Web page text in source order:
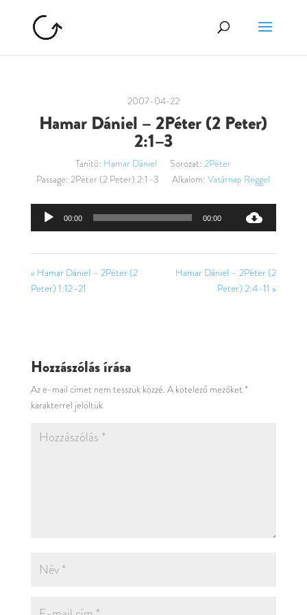
2007-04-22
Hamar Dániel – 2Péter (2 Peter)
2:1–3
Tanító: Hamar Dániel Sorozat: 2Péter
Passage: 2Péter (2 Peter) 2:1–3 Alkalom: Vasárnap Reggel
Audió
00:00 00:00
« Hamar Dániel – 2Péter (2
Peter) 1:12–21
Hamar Dániel – 2Péter (2
Peter) 2:4–11 »
Hozzászólás írása
Az e-mail címet nem tesszük közzé. A kötelező mezőket *
karakterrel jelöltük